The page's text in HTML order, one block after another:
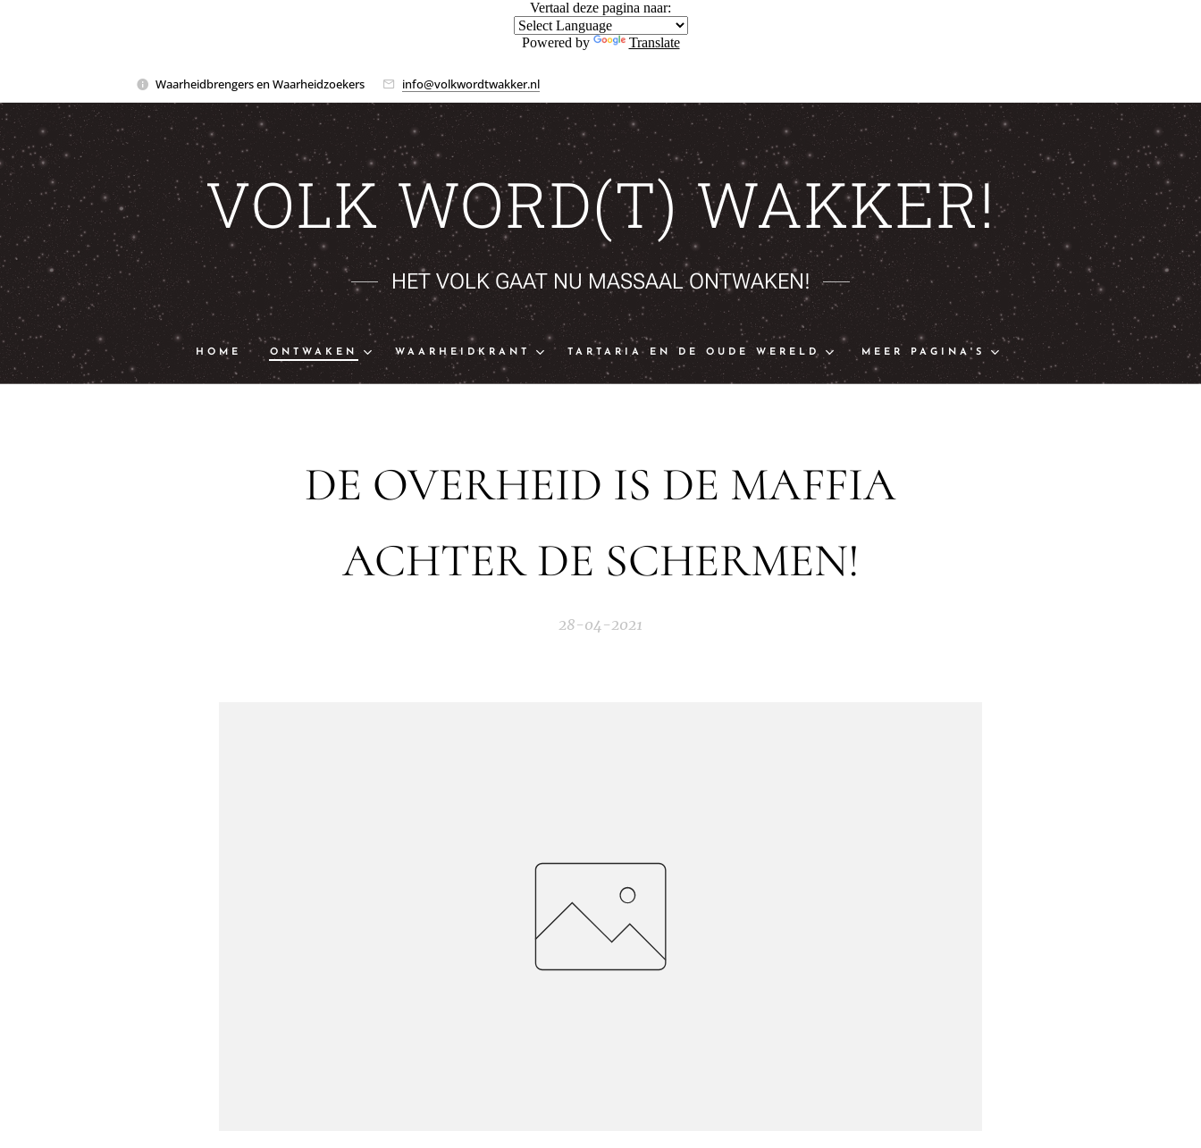
Vertaal deze pagina naar:
Powered by Translate
Waarheidbrengers en Waarheidzoekers info@volkwordtwakker.nl
VOLK WORD(T) WAKKER!
HET VOLK GAAT NU MASSAAL ONTWAKEN!
HOME ONTWAKEN WAARHEIDKRANT TARTARIA EN DE OUDE WERELD MEER PAGINA'S
DE OVERHEID IS DE MAFFIA
ACHTER DE SCHERMEN!
28-04-2021